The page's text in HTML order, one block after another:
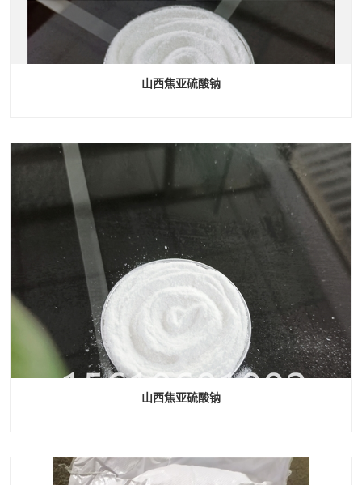
山西焦亚硫酸钠
山西焦亚硫酸钠